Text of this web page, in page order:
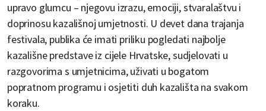
upravo glumcu – njegovu izrazu, emociji, stvaralaštvu i
doprinosu kazališnoj umjetnosti. U devet dana trajanja
festivala, publika će imati priliku pogledati najbolje
kazališne predstave iz cijele Hrvatske, sudjelovati u
razgovorima s umjetnicima, uživati u bogatom
popratnom programu i osjetiti duh kazališta na svakom
koraku.